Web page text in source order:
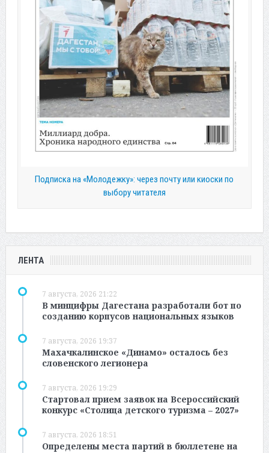
Подписка на «Молодежку»: через почту или киоски по
выбору читателя
ЛЕНТА
7 августа, 2026 21:22
В минцифры Дагестана разработали бот по
созданию корпусов национальных языков
7 августа, 2026 19:37
Махачкалинское «Динамо» осталось без
словенского легионера
7 августа, 2026 19:29
Стартовал прием заявок на Всероссийский
конкурс «Столица детского туризма – 2027»
7 августа, 2026 18:51
Определены места партий в бюллетене на